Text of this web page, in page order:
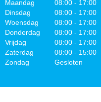
Maandag
08:00 - 17:00
Dinsdag
08:00 - 17:00
Woensdag
08:00 - 17:00
Donderdag
08:00 - 17:00
Vrijdag
08:00 - 17:00
Zaterdag
08:00 - 15:00
Zondag
Gesloten